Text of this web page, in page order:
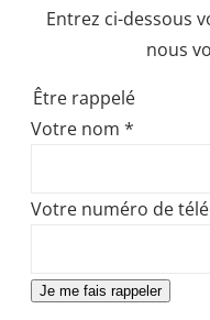
Entrez ci-dessous
nous
Être rappelé
Votre nom *
Votre numéro de
Je me fais rappeler